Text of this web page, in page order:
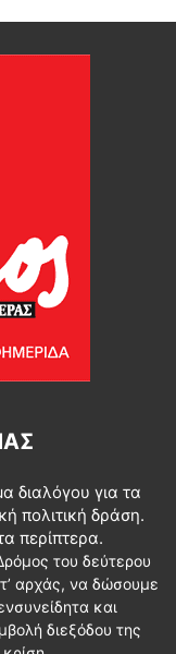
διαλόγου για τα
πολιτική δράση.
περίπτερα.
του δεύτερου
αρχάς, να δώσουμε
και
διεξόδου της